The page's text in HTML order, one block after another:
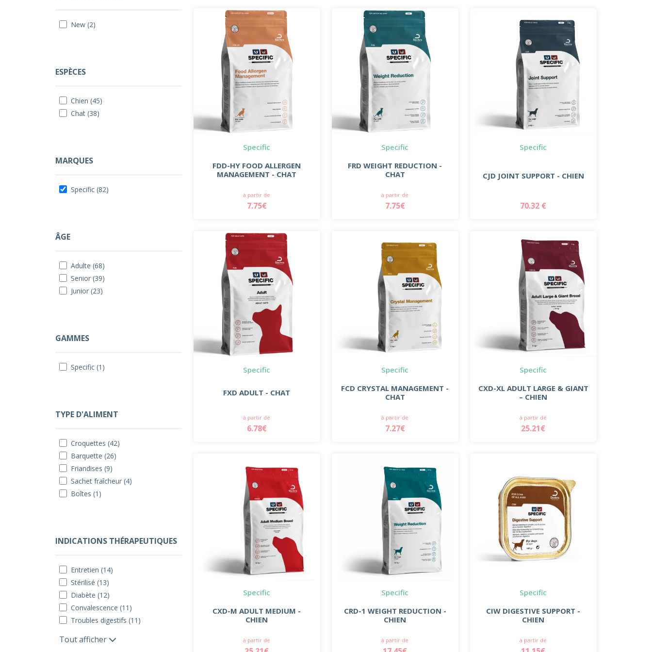
New (2)
ESPÈCES
Chien (45)
Chat (38)
MARQUES
Specific (82)
ÂGE
Adulte (68)
Senior (39)
Junior (23)
GAMMES
Specific (1)
TYPE D'ALIMENT
Croquettes (42)
Barquette (26)
Friandises (9)
Sachet fraîcheur (4)
Boîtes (1)
INDICATIONS THÉRAPEUTIQUES
Entretien (14)
Stérilisé (13)
Diabète (12)
Convalescence (11)
Troubles digestifs (11)
Tout afficher
Specific
FDD-HY FOOD ALLERGEN
MANAGEMENT - CHAT
à partir de
7.75€
Specific
FRD WEIGHT REDUCTION -
CHAT
à partir de
7.75€
Specific
CJD JOINT SUPPORT - CHIEN
70.32 €
Specific
FXD ADULT - CHAT
à partir de
6.78€
Specific
FCD CRYSTAL MANAGEMENT -
CHAT
à partir de
7.27€
Specific
CXD-XL ADULT LARGE & GIANT
– CHIEN
à partir de
25.21€
Specific
CXD-M ADULT MEDIUM -
CHIEN
à partir de
Specific
CRD-1 WEIGHT REDUCTION -
CHIEN
à partir de
Specific
CIW DIGESTIVE SUPPORT -
CHIEN
à partir de